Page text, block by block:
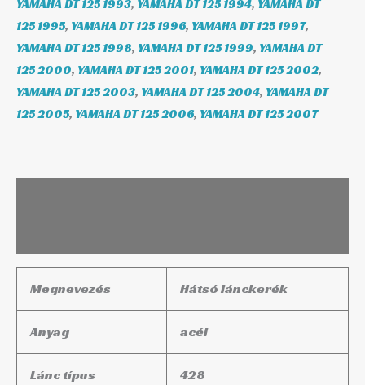
YAMAHA DT 125 1993, YAMAHA DT 125 1994, YAMAHA DT
125 1995, YAMAHA DT 125 1996, YAMAHA DT 125 1997,
YAMAHA DT 125 1998, YAMAHA DT 125 1999, YAMAHA DT
125 2000, YAMAHA DT 125 2001, YAMAHA DT 125 2002,
YAMAHA DT 125 2003, YAMAHA DT 125 2004, YAMAHA DT
125 2005, YAMAHA DT 125 2006, YAMAHA DT 125 2007
Megnevezés Hátsó lánckerék
Anyag acél
Lánc típus 428